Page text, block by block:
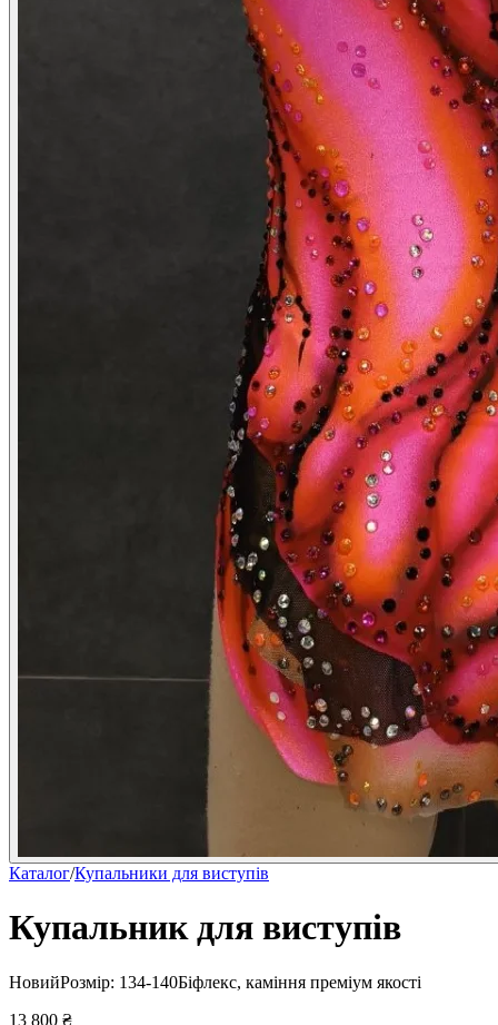
Каталог/Купальники для виступів
Купальник для виступів
НовийРозмір: 134-140Біфлекс, каміння преміум якості
13 800 ₴